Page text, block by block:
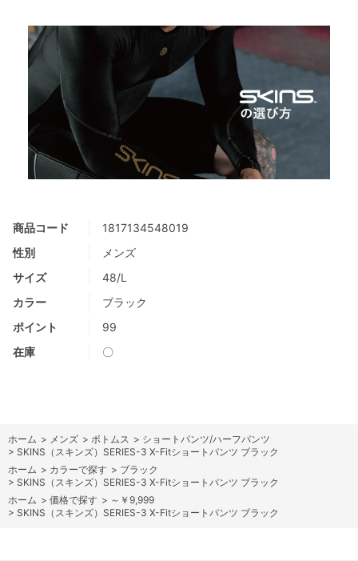
商品コード
1817134548019
性別
メンズ
サイズ
48/L
カラー
ブラック
ポイント
99
在庫
〇
ホーム > メンズ > ボトムス > ショートパンツ/ハーフパンツ
> SKINS（スキンズ）SERIES-3 X-Fitショートパンツ ブラック
ホーム > カラーで探す > ブラック
> SKINS（スキンズ）SERIES-3 X-Fitショートパンツ ブラック
ホーム > 価格で探す > ～￥9,999
> SKINS（スキンズ）SERIES-3 X-Fitショートパンツ ブラック